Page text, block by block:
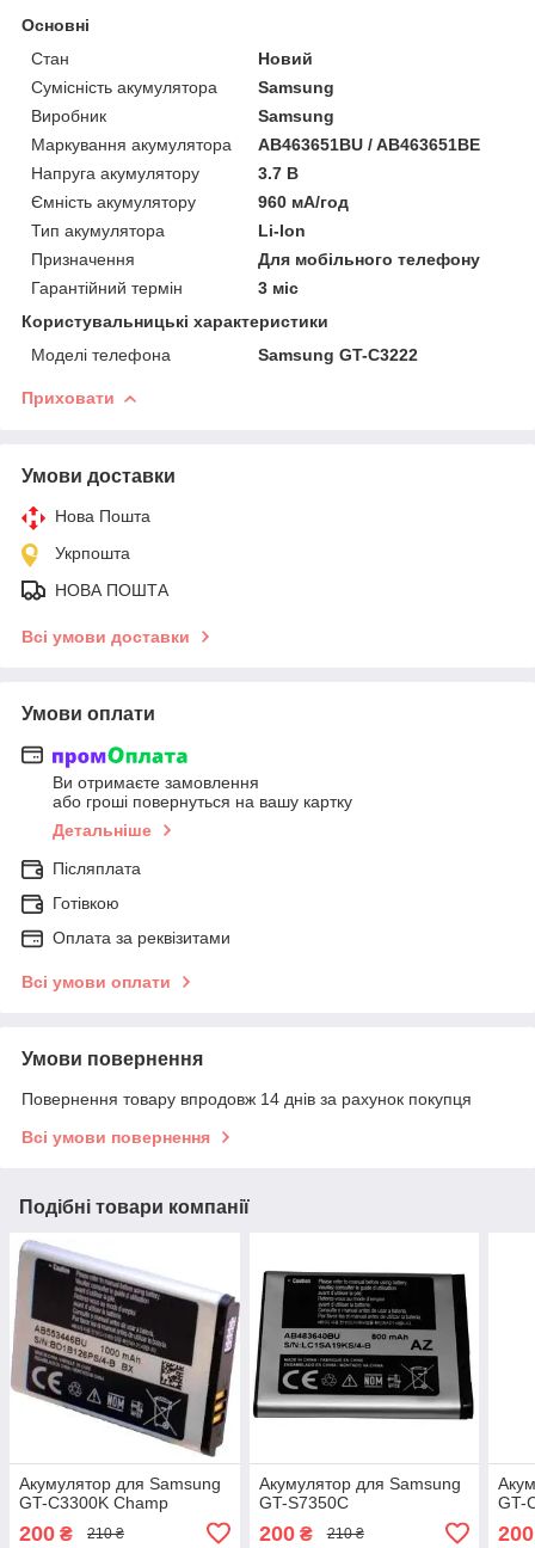
Основні
Стан
Новий
Сумісність акумулятора
Samsung
Виробник
Samsung
Маркування акумулятора
AB463651BU / AB463651BE
Напруга акумулятору
3.7 В
Ємність акумулятору
960 мА/год
Тип акумулятора
Li-Ion
Призначення
Для мобільного телефону
Гарантійний термін
3 міс
Користувальницькі характеристики
Моделі телефона
Samsung GT-C3222
Приховати
Умови доставки
Нова Пошта
Укрпошта
НОВА ПОШТА
Всі умови доставки
Умови оплати
Ви отримаєте замовлення
або гроші повернуться на вашу картку
Детальніше
Післяплата
Готівкою
Оплата за реквізитами
Всі умови оплати
Умови повернення
Повернення товару впродовж 14 днів за рахунок покупця
Всі умови повернення
Подібні товари компанії
Акумулятор для Samsung
GT-C3300K Champ
200 ₴ 210 ₴
Акумулятор для Samsung
GT-S7350C
200₴ 210 ₴
GT-
200